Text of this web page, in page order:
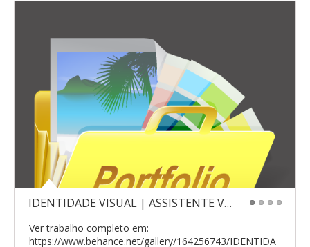
IDENTIDADE VISUAL | ASSISTENTE VIRTUAL
Ver trabalho completo em:
https://www.behance.net/gallery/164256743/IDENTIDA